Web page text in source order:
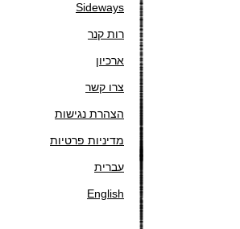
Sideways
רות קנר
ארכיון
צרו קשר
הצהרת נגישות
מדיניות פרטיות
עברית
English